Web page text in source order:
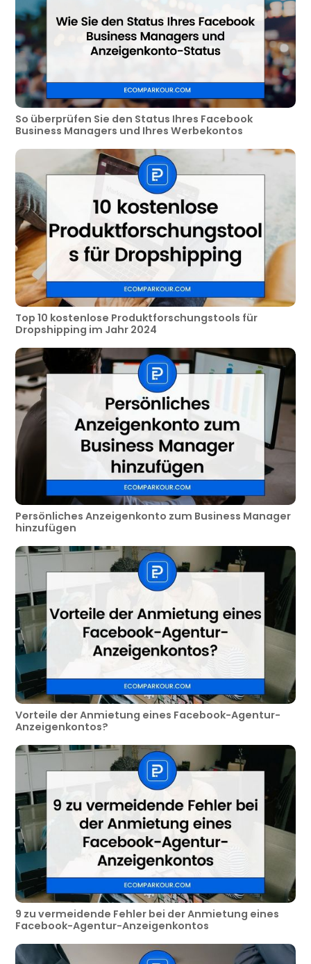
So überprüfen Sie den Status Ihres Facebook
Business Managers und Ihres Werbekontos
Top 10 kostenlose Produktforschungstools für
Dropshipping im Jahr 2024
Persönliches Anzeigenkonto zum Business Manager
hinzufügen
Vorteile der Anmietung eines Facebook-Agentur-
Anzeigenkontos?
9 zu vermeidende Fehler bei der Anmietung eines
Facebook-Agentur-Anzeigenkontos